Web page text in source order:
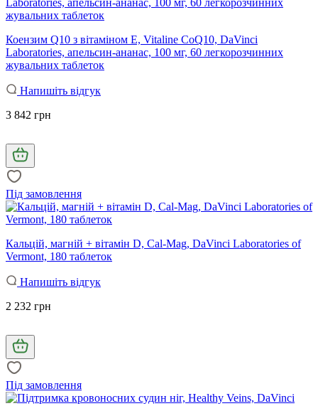
Коензим Q10 з вітаміном Е, Vitaline CoQ10, DaVinci
Laboratories, апельсин-ананас, 100 мг, 60 легкорозчинних
жувальних таблеток
Напишіть відгук
3 842 грн
Під замовлення
Кальцій, магній + вітамін D, Cal-Mag, DaVinci Laboratories of
Vermont, 180 таблеток
Напишіть відгук
2 232 грн
Під замовлення